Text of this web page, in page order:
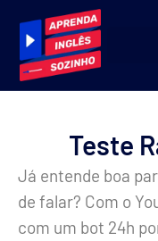
Teste
Já entende boa
de falar? Com o
com um bot 24h